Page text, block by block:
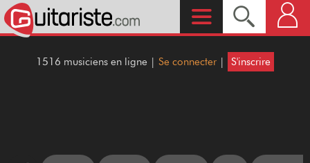
1516 musiciens en ligne | Se connecter | S'inscrire